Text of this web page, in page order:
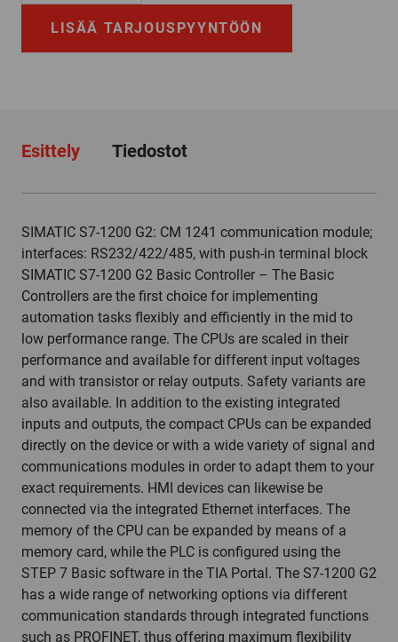
0XB0
määräLISÄÄ TARJOUSPYYNTÖÖN
Esittely Tiedostot
SIMATIC S7-1200 G2: CM 1241 communication module;
interfaces: RS232/422/485, with push-in terminal block
SIMATIC S7-1200 G2 Basic Controller – The Basic
Controllers are the first choice for implementing
automation tasks flexibly and efficiently in the mid to
low performance range. The CPUs are scaled in their
performance and available for different input voltages
and with transistor or relay outputs. Safety variants are
also available. In addition to the existing integrated
inputs and outputs, the compact CPUs can be expanded
directly on the device or with a wide variety of signal and
communications modules in order to adapt them to your
exact requirements. HMI devices can likewise be
connected via the integrated Ethernet interfaces. The
memory of the CPU can be expanded by means of a
memory card, while the PLC is configured using the
STEP 7 Basic software in the TIA Portal. The S7-1200 G2
has a wide range of networking options via different
communication standards through integrated functions
such as PROFINET, thus offering maximum flexibility